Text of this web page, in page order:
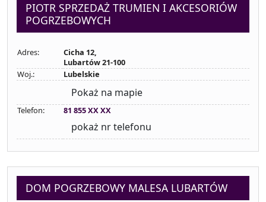
PIOTR SPRZEDAŻ TRUMIEN I AKCESORIÓW
POGRZEBOWYCH
Adres:
Cicha 12,
Lubartów 21-100
Woj.:
Lubelskie
Pokaż na mapie
Telefon: 81 855 XX XX
pokaż nr telefonu
DOM POGRZEBOWY MALESA LUBARTÓW